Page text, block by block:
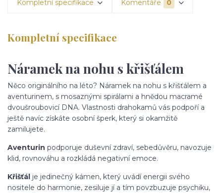
Kompletní specifikace Komentáře 0
Kompletní specifikace
Náramek na nohu s křišťálem
Něco originálního na léto? Náramek na nohu s křišťálem a
aventurinem, s mosaznými spirálami a hnědou macramé
dvoušroubovicí DNA. Vlastnosti drahokamů vás podpoří a
ještě navíc získáte osobní šperk, který si okamžitě
zamilujete.
Aventurin podporuje duševní zdraví, sebedůvěru, navozuje
klid, rovnováhu a rozkládá negativní emoce.
Křišťál je jedinečný kámen, který uvádí energii svého
nositele do harmonie, zesiluje jí a tím povzbuzuje psychiku,